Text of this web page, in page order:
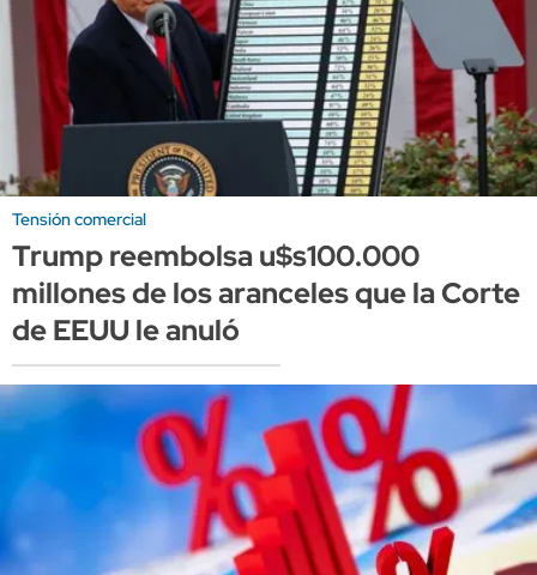
Tensión comercial
Trump reembolsa u$s100.000
millones de los aranceles que la Corte
de EEUU le anuló